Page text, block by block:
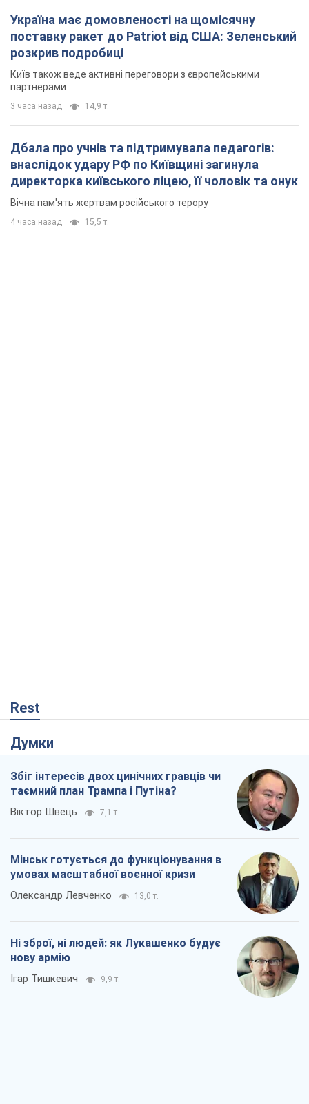
Україна має домовленості на щомісячну
поставку ракет до Patriot від США: Зеленський
розкрив подробиці
Київ також веде активні переговори з європейськими
партнерами
3 часа назад 14,9 т.
Дбала про учнів та підтримувала педагогів:
внаслідок удару РФ по Київщині загинула
директорка київського ліцею, її чоловік та онук
Вічна пам'ять жертвам російського терору
4 часа назад 15,5 т.
Rest
Думки
Збіг інтересів двох цинічних гравців чи
таємний план Трампа і Путіна?
Віктор Швець 7,1 т.
Мінськ готується до функціонування в
умовах масштабної воєнної кризи
Олександр Левченко 13,0 т.
Ні зброї, ні людей: як Лукашенко будує
нову армію
Ігар Тишкевич 9,9 т.